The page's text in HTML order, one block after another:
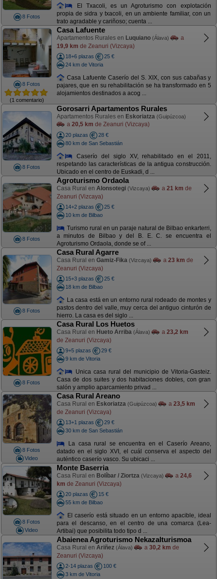
8 Fotos
El Txacoli, es un Agroturismo con explotación
propia de sidra y txacoli, en un ambiente familiar, con un
trato agradable y cariñoso; cuenta ...
8 Fotos
(1 comentario)
Casa Lafuente
Apartamentos Rurales en Luquiano (Álava)
a
19,9 km de Zeanuri (Vizcaya)
18+6 plazas
25 €
24 km de Vitoria
Casa Lafuente Caserío del S. XIX, con sus cabañas y
pajares, que en su rehabilitación se ha transformado en 5
alojamientos destinados a acog ...
8 Fotos
Gorosarri Apartamentos Rurales
Apartamentos Rurales en Eskoriatza (Guipúzcoa)
a 20,5 km de Zeanuri (Vizcaya)
20 plazas
28 €
80 km de San Sebastián
Caserío del siglo XV, rehabilitado en el 2011,
respetando las características de la antigua construcción.
Ubicado en el centro de Euskadi, d ...
8 Fotos
Agroturismo Ordaola
Casa Rural en Alonsotegi (Vizcaya) a 21 km de
Zeanuri (Vizcaya)
14+2 plazas
25 €
10 km de Bilbao
Turismo rural en un paraje natural de Bilbao enkarterri,
a minutos de Bilbao y del B. E. C. se encuentra el
Agroturismo Ordaola, donde se of ...
8 Fotos
Casa Rural Agarre
Casa Rural en Gamiz-Fika (Vizcaya) a 23 km de
Zeanuri (Vizcaya)
15+3 plazas
25 €
18 km de Bilbao
La casa está en un entorno rural rodeado de montes y
pastos dentro del valle, muy cerca del antiguo cinturón de
hierro. La casa es del siglo ...
8 Fotos
Casa Rural Los Huetos
Casa Rural en Hueto Arriba (Álava) a 23,2 km
de Zeanuri (Vizcaya)
9+5 plazas
29 €
9 km de Vitoria
Unica casa rural del municipio de Vitoria-Gasteiz.
Casa de dos suites y dos habitaciones dobles, con gran
salón y amplio aparcamiento privad ...
8 Fotos
Video
Casa Rural Areano
Casa Rural en Eskoriatza (Guipúzcoa) a 23,5 km
de Zeanuri (Vizcaya)
13+1 plazas
29 €
30 km de San Sebastián
La casa rural se encuentra en el Caserío Areano,
datado en el siglo XVI, el cuál conserva el aspecto del
auténtico caserío vasco. Su ubicaci ...
8 Fotos
Video
Monte Baserria
Casa Rural en Bolíbar / Ziortza (Vizcaya) a 24,6
km de Zeanuri (Vizcaya)
20 plazas
15 €
55 km de Bilbao
El caserío está situado en un entorno apacible, ideal
para el descanso, en el centro de una comarca (Lea-
Artibai) que posibilita todo tipo d ...
Abaienea Agroturismo Nekazalturismoa
Casa Rural en Ariñez (Álava) a 30,2 km de
Zeanuri (Vizcaya)
2-14 plazas
100 €
3 km de Vitoria